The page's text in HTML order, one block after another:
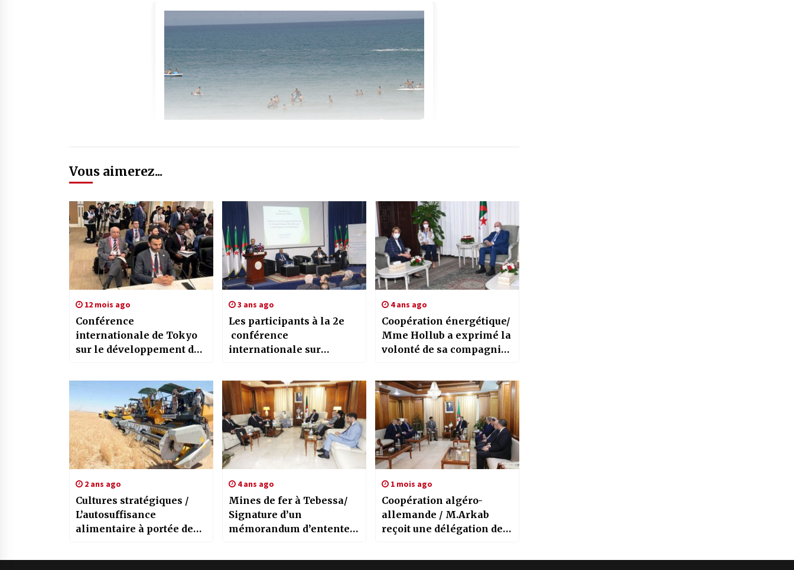
Vous aimerez...
12 mois ago
Conférence
internationale de Tokyo
sur le développement de
Noureddine Ouadah y
3 ans ago
Les participants à la 2e
conférence
internationale sur
économique / Le contexte
mondial actuel favorable
à l’émergence de
l’Algérie en tant que pôle
industriel important
4 ans ago
Coopération énergétique/
Mme Hollub a exprimé la
volonté de sa compagnie
développement de
l’industrie pétrolière en
Algérie
2 ans ago
Cultures stratégiques /
L’autosuffisance
alimentaire à portée de
4 ans ago
Mines de fer à Tebessa/
Signature d’un
mémorandum d’entente
et le turc “Ozmert”
1 mois ago
Coopération algéro-
allemande / M.Arkab
reçoit une délégation de
“Siemens Energy”